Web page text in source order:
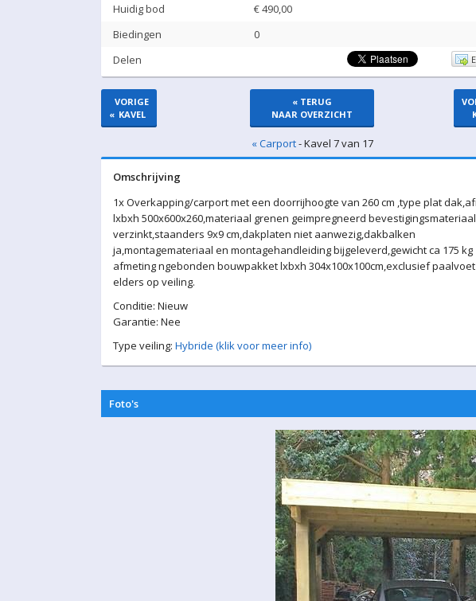
Huidig bod
€490,00
Biedingen
0
Delen
«
VORIGE
KAVEL
« TERUG
NAAR OVERZICHT
« Carport- Kavel 7 van 17
Omschrijving
1x Overkapping/carport met een doorrijhoogte van 260 cm ,type plat
lxbxh 500x600x260,materiaal grenen geimpregneerd bevestigingsmateriaal
verzinkt,staanders 9x9 cm,dakplaten niet aanwezig,dakbalken
ja,montagemateriaal en montagehandleiding bijgeleverd,gewicht ca 175 kg
afmeting ngebonden bouwpakket lxbxh 304x100x100cm,exclusief
elders op veiling.
Conditie: Nieuw
Garantie: Nee
Type veiling: Hybride (klik voor meer info)
Foto's